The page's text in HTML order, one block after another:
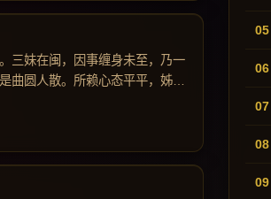
三妹在闽，因事缠身未至，乃一
曲圆人散。所赖心态平平，姊妹